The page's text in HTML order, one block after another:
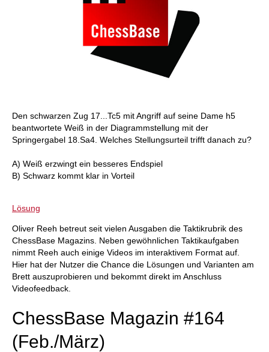
Den schwarzen Zug 17...Tc5 mit Angriff auf seine Dame h5
beantwortete Weiß in der Diagrammstellung mit der
Springergabel 18.Sa4. Welches Stellungsurteil trifft danach zu?
A) Weiß erzwingt ein besseres Endspiel
B) Schwarz kommt klar in Vorteil
Lösung
Oliver Reeh betreut seit vielen Ausgaben die Taktikrubrik des
ChessBase Magazins. Neben gewöhnlichen Taktikaufgaben
nimmt Reeh auch einige Videos im interaktivem Format auf.
Hier hat der Nutzer die Chance die Lösungen und Varianten am
Brett auszuprobieren und bekommt direkt im Anschluss
Videofeedback.
ChessBase Magazin #164
(Feb./März)